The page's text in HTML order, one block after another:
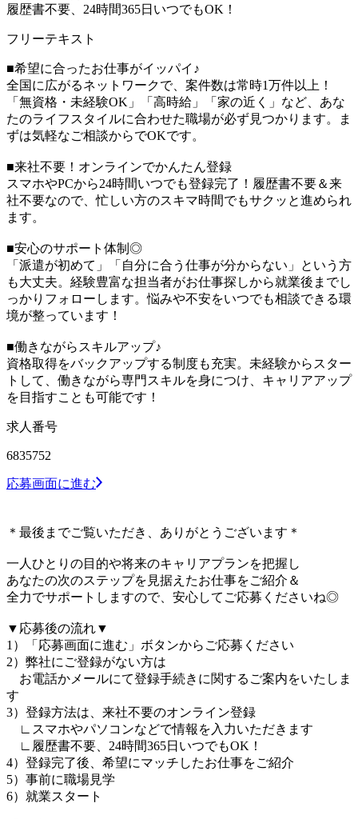
履歴書不要、24時間365日いつでもOK！
フリーテキスト
■希望に合ったお仕事がイッパイ♪
全国に広がるネットワークで、案件数は常時1万件以上！
「無資格・未経験OK」「高時給」「家の近く」など、あな
たのライフスタイルに合わせた職場が必ず見つかります。ま
ずは気軽なご相談からでOKです。
■来社不要！オンラインでかんたん登録
スマホやPCから24時間いつでも登録完了！履歴書不要＆来
社不要なので、忙しい方のスキマ時間でもサクッと進められ
ます。
■安心のサポート体制◎
「派遣が初めて」「自分に合う仕事が分からない」という方
も大丈夫。経験豊富な担当者がお仕事探しから就業後までし
っかりフォローします。悩みや不安をいつでも相談できる環
境が整っています！
■働きながらスキルアップ♪
資格取得をバックアップする制度も充実。未経験からスター
トして、働きながら専門スキルを身につけ、キャリアアップ
を目指すことも可能です！
求人番号
6835752
応募画面に進む
＊最後までご覧いただき、ありがとうございます＊
一人ひとりの目的や将来のキャリアプランを把握し
あなたの次のステップを見据えたお仕事をご紹介＆
全力でサポートしますので、安心してご応募くださいね◎
▼応募後の流れ▼
1）「応募画面に進む」ボタンからご応募ください
2）弊社にご登録がない方は
お電話かメールにて登録手続きに関するご案内をいたしま
す
3）登録方法は、来社不要のオンライン登録
∟スマホやパソコンなどで情報を入力いただきます
∟履歴書不要、24時間365日いつでもOK！
4）登録完了後、希望にマッチしたお仕事をご紹介
5）事前に職場見学
6）就業スタート